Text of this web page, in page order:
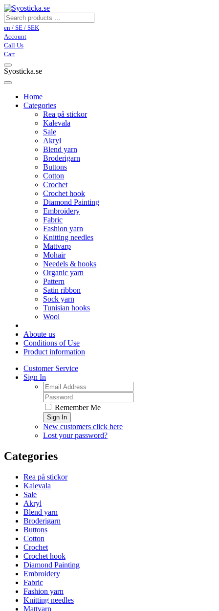
en / SE / SEK
Account
Call Us
Cart
Syosticka.se
Home
Categories
Rea på stickor
Kalevala
Sale
Akryl
Blend yarn
Broderigarn
Buttons
Cotton
Crochet
Crochet hook
Diamond Painting
Embroidery
Fabric
Fashion yarn
Knitting needles
Mattvarp
Mohair
Needels & hooks
Organic yarn
Pattern
Satin ribbon
Sock yarn
Tunisian hooks
Wool
Aboute us
Conditions of Use
Product information
Customer Service
Sign In
Remember Me
Sign In
New customers click here
Lost your password?
Categories
Rea på stickor
Kalevala
Sale
Akryl
Blend yarn
Broderigarn
Buttons
Cotton
Crochet
Crochet hook
Diamond Painting
Embroidery
Fabric
Fashion yarn
Knitting needles
Mattvarp